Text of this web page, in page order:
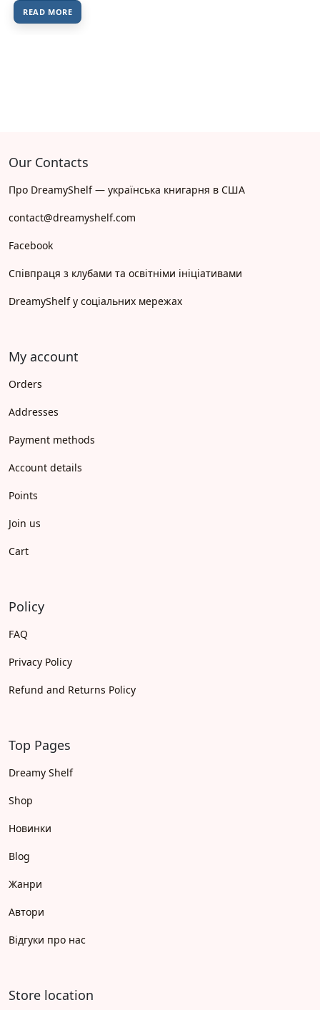
READ MORE
Our Contacts
Про DreamyShelf — українська книгарня в США
contact@dreamyshelf.com
Facebook
Співпраця з клубами та освітніми ініціативами
DreamyShelf у соціальних мережах
My account
Orders
Addresses
Payment methods
Account details
Points
Join us
Cart
Policy
FAQ
Privacy Policy
Refund and Returns Policy
Top Pages
Dreamy Shelf
Shop
Новинки
Blog
Жанри
Автори
Відгуки про нас
Store location